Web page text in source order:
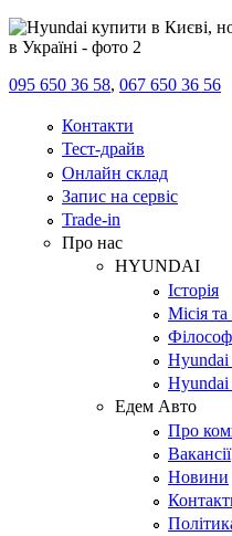
095 650 36 58, 067 650 36 56
Контакти
Тест-драйв
Онлайн склад
Запис на сервіс
Trade-in
Про нас
HYUNDAI
Історія
Місія та
Hyundai
Hyundai
Едем Авто
Про
Вакансії
Новини